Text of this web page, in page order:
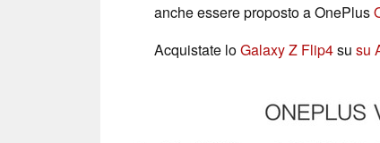
anche essere proposto a OnePlus
Acquistate loGalaxy Z Flip4su su